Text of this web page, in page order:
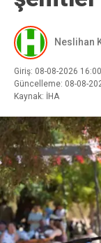
Neslihan
Giriş: 08-08-2026 16:00
Güncelleme: 08-08-
Kaynak: İHA